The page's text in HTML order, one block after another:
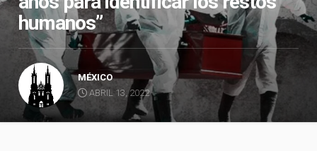
humanos”
MÉXICO
ABRIL 13, 2022